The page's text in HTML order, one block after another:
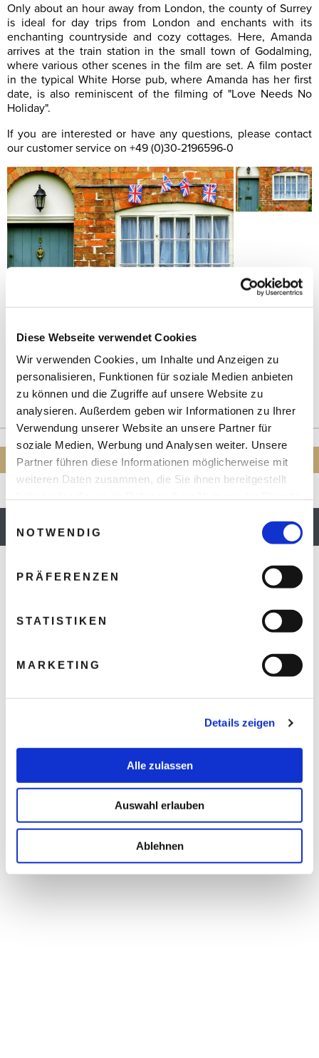
Diese Webseite verwendet Cookies
Wir verwenden Cookies, um Inhalte und Anzeigen zu
personalisieren, Funktionen für soziale Medien anbieten
zu können und die Zugriffe auf unsere Website zu
analysieren. Außerdem geben wir Informationen zu Ihrer
Verwendung unserer Website an unsere Partner für
soziale Medien, Werbung und Analysen weiter. Unsere
Partner führen diese Informationen möglicherweise mit
weiteren Daten zusammen, die Sie ihnen bereitgestellt
NOTWENDIG
PRÄFERENZEN
STATISTIKEN
MARKETING
Details zeigen
Alle zulassen
Auswahl erlauben
Ablehnen
Only about an hour away from London, the county of Surrey
is ideal for day trips from London and enchants with its
enchanting countryside and cozy cottages. Here, Amanda
arrives at the train station in the small town of Godalming,
where various other scenes in the film are set. A film poster
in the typical White Horse pub, where Amanda has her first
date, is also reminiscent of the filming of "Love Needs No
Holiday".
If you are interested or have any questions, please contact
our customer service on +49 (0)30-2196596-0
Persönliche Beratung:
+49 (0)30 21 96 5 69 - 0
oder erstellen Sie eine
INDIVIDUELLE ANFRAGE
AUF DIE WUNSCHLISTE